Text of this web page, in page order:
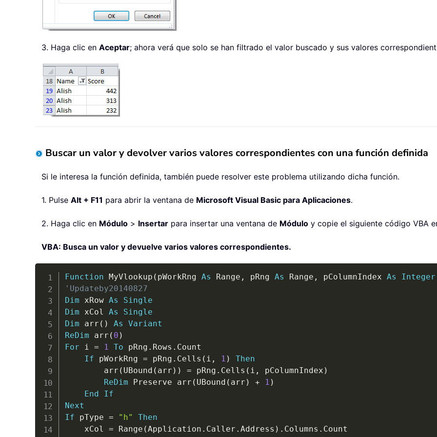
3. Haga clic en Aceptar; ahora verá que solo se han filtrado el valor buscado y sus valores
Buscar un valor y devolver varios valores correspondientes con una función definida
Si le interesa la función definida, también puede resolver este problema utilizando dicha función.
1. Pulse Alt + F11 para abrir la ventana de Microsoft Visual Basic para Aplicaciones.
2. Haga clic en Módulo > Insertar para insertar una ventana de Módulo y copie el siguiente código VBA
VBA: Busca un valor y devuelve varios valores correspondientes.
Function MyVlookup ( pWorkRng As Range , pRng As Range , pColumnIndex As Integer
'Updateby20140827
Dim xRow As
Single
Dim xCol As
Single
Dim arr ( ) As
Variant
ReDim arr ( 0 )
For i = 1 To pRng . Rows . Count
If pWorkRng = pRng . Cells ( i , 1 )
Then
        arr
( UBound ( arr ) ) = pRng . Cells ( i , pColumnIndex )
ReDim Preserve arr ( UBound ( arr ) + 1 )
End
If
Next
If pType = "h"
Then
    xCol
= Range (Application . Caller . Address ) . Columns . Count